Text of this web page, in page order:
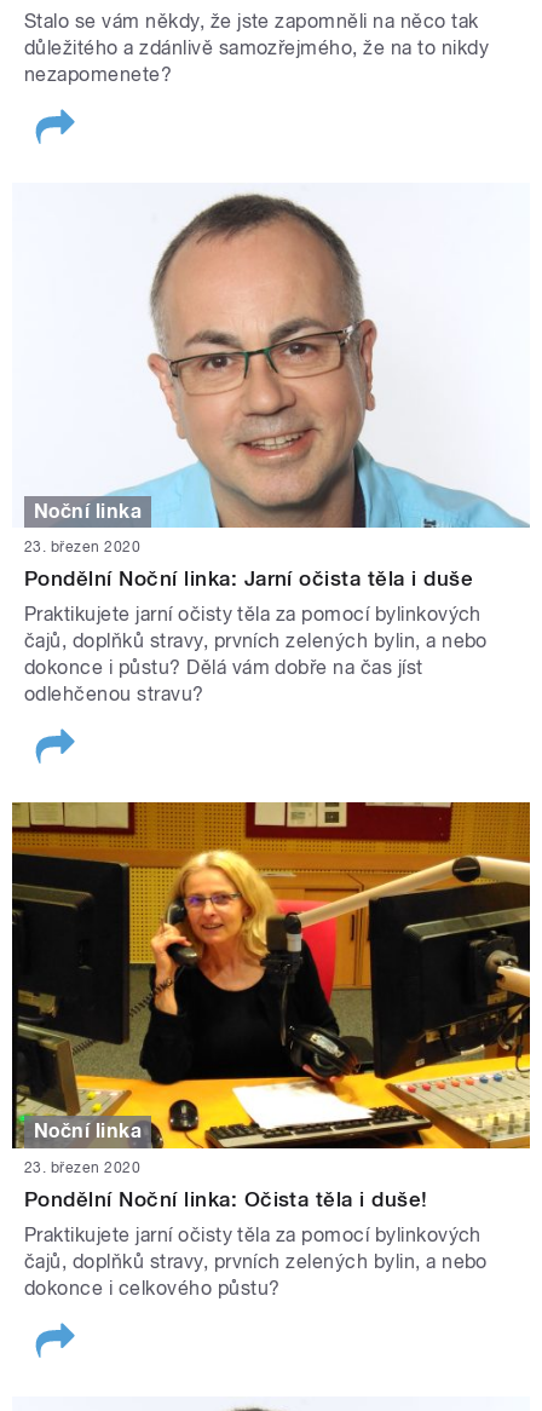
Stalo se vám někdy, že jste zapomněli na něco tak
důležitého a zdánlivě samozřejmého, že na to nikdy
nezapomenete?
Noční linka
23. březen 2020
Pondělní Noční linka: Jarní očista těla i duše
Praktikujete jarní očisty těla za pomocí bylinkových
čajů, doplňků stravy, prvních zelených bylin, a nebo
dokonce i půstu? Dělá vám dobře na čas jíst
odlehčenou stravu?
Noční linka
23. březen 2020
Pondělní Noční linka: Očista těla i duše!
Praktikujete jarní očisty těla za pomocí bylinkových
čajů, doplňků stravy, prvních zelených bylin, a nebo
dokonce i celkového půstu?